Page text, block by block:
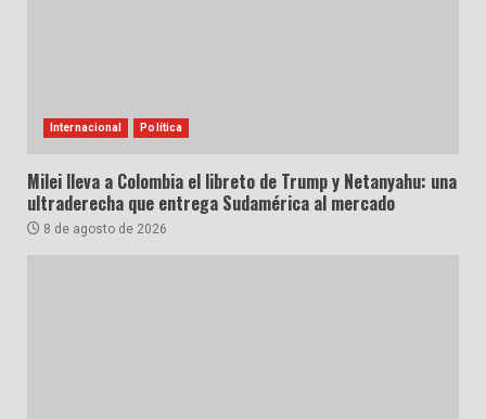
Internacional Política
Milei lleva a Colombia el libreto de Trump y Netanyahu: una
ultraderecha que entrega Sudamérica al mercado
8 de agosto de 2026